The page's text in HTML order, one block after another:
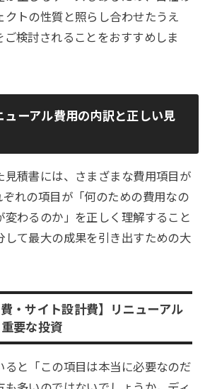
クトの性質と照らし合わせたうえ
検討されることをおすすめしま
ューアル費用の内訳と正しい見
見積書には、さまざまな費用項目が
れの項目が「何のための費用なの
変わるのか」を正しく理解すること
して最大の成果を引き出すための大
費・サイト設計費】リニューアル
要な投資
ると「この項目は本当に必要なのだ